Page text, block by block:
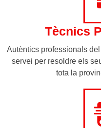
Tècnics
Autèntics professionals
servei per resoldre els
tota la